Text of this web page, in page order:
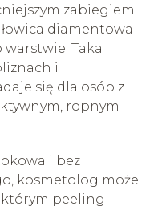
zabiegiem
diamentowa
Taka
i
się dla osób z
ropnym
i bez
kosmetolog może
peeling